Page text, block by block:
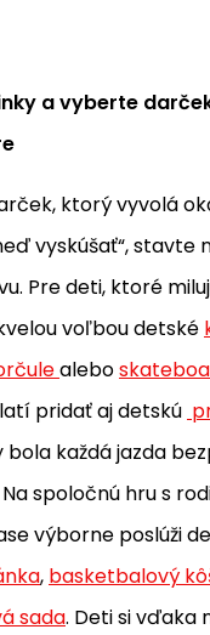
a vyberte
ktorý vyvolá
vyskúšať“, stavte
Pre deti, ktoré
voľbou detské
alebo
pridať aj detskú
bola každá jazda
spoločnú hru s
výborne poslúži
, basketbalový
sada. Deti si vďaka